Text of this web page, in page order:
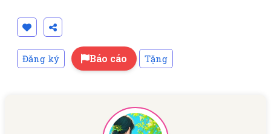
Đăng ký Báo cáo Tặng